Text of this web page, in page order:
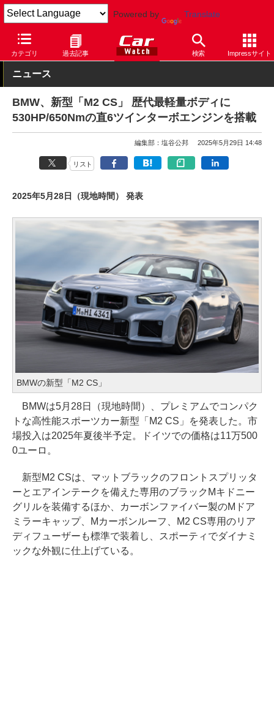
Powered by Translate
カテゴリ 過去記事 検索 Impressサイト
Car Watch 自動車 M2
ニュース
BMW、新型「M2 CS」 歴代最軽量ボディに
530HP/650Nmの直6ツインターボエンジンを搭載
編集部：塩谷公邦 2025年5月29日 14:48
リスト
2025年5月28日（現地時間） 発表
BMWの新型「M2 CS」
BMWは5月28日（現地時間）、プレミアムでコンパク
トな高性能スポーツカー新型「M2 CS」を発表した。市
場投入は2025年夏後半予定。ドイツでの価格は11万500
0ユーロ。
新型M2 CSは、マットブラックのフロントスプリッタ
ーとエアインテークを備えた専用のブラックMキドニー
グリルを装備するほか、カーボンファイバー製のMドア
ミラーキャップ、Mカーボンルーフ、M2 CS専用のリア
ディフューザーも標準で装着し、スポーティでダイナミ
ックな外観に仕上げている。